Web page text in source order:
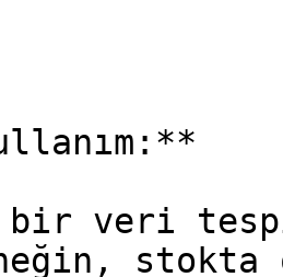
veri tespit
stokta